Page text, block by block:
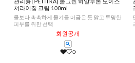
쳐라이징 크림 100ml
물보다 촉촉하게 물기를 머금은 듯 맑고 투명한
피부를 위한 선택
회원공개
0